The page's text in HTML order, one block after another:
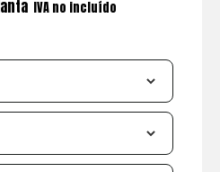
IVA no incluído